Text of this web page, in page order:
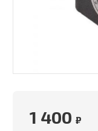
1 400 ₽